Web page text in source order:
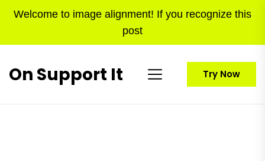
Welcome to image alignment! If you recognize this
post
On Support It Try Now